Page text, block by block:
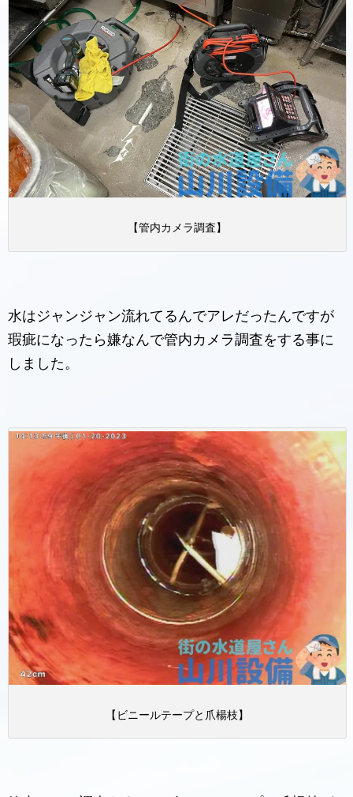
【管内カメラ調査】
水はジャンジャン流れてるんでアレだったんですが
瑕疵になったら嫌なんで管内カメラ調査をする事に
しました。
【ビニールテープと爪楊枝】